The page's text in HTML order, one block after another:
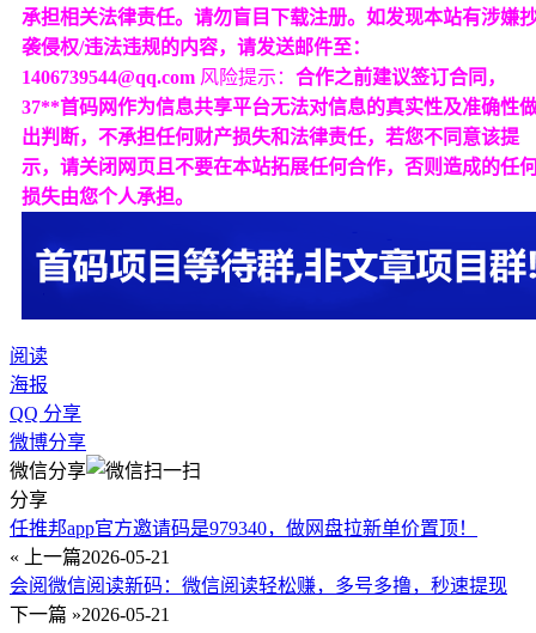
承担相关法律责任。请勿盲目下载注册。如发现本站有涉嫌
袭侵权/违法违规的内容，请发送邮件至：
1406739544@qq.com 风险提示： 合作之前建议签订合同，
37**首码网作为信息共享平台无法对信息的真实性及准确性
出判断，不承担任何财产损失和法律责任，若您不同意该提
示，请关闭网页且不要在本站拓展任何合作，否则造成的任
损失由您个人承担。
阅读
海报
QQ 分享
微博分享
微信分享
分享
任推邦app官方邀请码是979340，做网盘拉新单价置顶！
« 上一篇2026-05-21
会阅微信阅读新码：微信阅读轻松赚，多号多撸，秒速提现
下一篇 »2026-05-21